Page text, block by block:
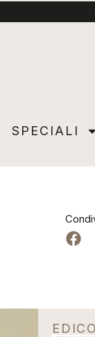
ADVERTORIAL
SPECIALI